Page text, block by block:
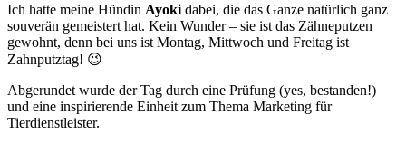
Ich hatte meine Hündin Ayoki dabei, die das Ganze natürlich ganz
souverän gemeistert hat. Kein Wunder – sie ist das Zähneputzen
gewohnt, denn bei uns ist Montag, Mittwoch und Freitag ist
Zahnputztag! 😉
Abgerundet wurde der Tag durch eine Prüfung (yes, bestanden!)
und eine inspirierende Einheit zum Thema Marketing für
Tierdienstleister.